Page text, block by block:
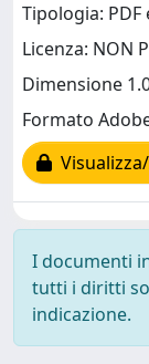
Tipologia:
Licenza: NON
Dimensione
Formato
I documenti
tutti i diritti
indicazione.